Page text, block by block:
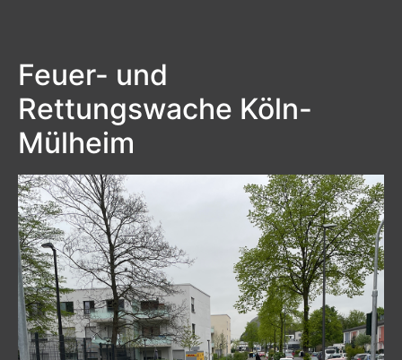
Feuer- und
Rettungswache Köln-
Mülheim